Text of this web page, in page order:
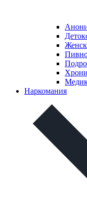
Наркомания